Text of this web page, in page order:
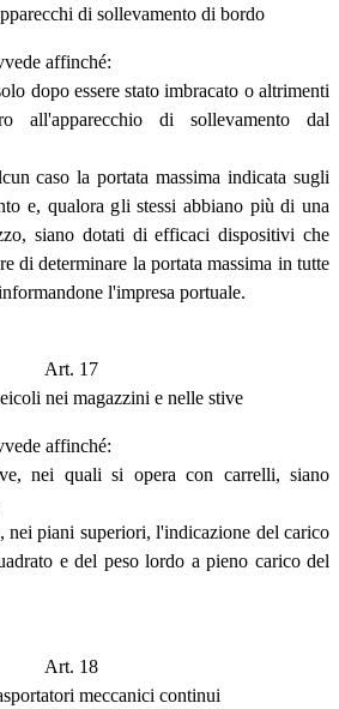
di sollevamento di bordo
affinché:
dopo essere stato imbracato o altrimenti
all'apparecchio di sollevamento dal
caso la portata massima indicata sugli
e, qualora gli stessi abbiano più di una
siano dotati di efficaci dispositivi che
di determinare la portata massima in tutte
l'impresa portuale.
Art. 17
nei magazzini e nelle stive
affinché:
nei quali si opera con carrelli, siano
nei piani superiori, l'indicazione del carico
e del peso lordo a pieno carico del
Art. 18
meccanici continui